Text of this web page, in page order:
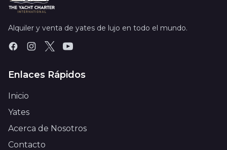
Alquiler y venta de yates de lujo en todo el mundo.
Enlaces Rápidos
Inicio
Yates
Acerca de Nosotros
Contacto